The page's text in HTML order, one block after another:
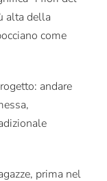
alta della
come
andare
prima nel